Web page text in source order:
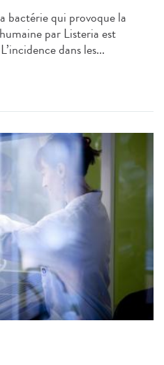
bactérie qui provoque la
par Listeria est
dans les...